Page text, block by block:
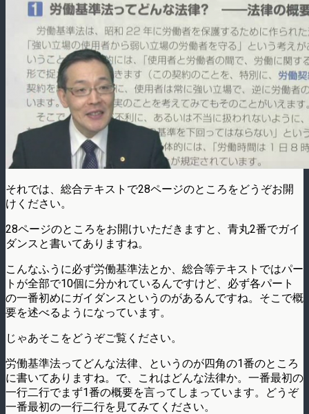
それでは、総合テキストで28ページのところをどうぞお開
けください。
28ページのところをお開けいただきますと、青丸2番でガイ
ダンスと書いてありますね。
こんなふうに必ず労働基準法とか、総合等テキストではパー
トが全部で10個に分かれているんですけど、必ず各パート
の一番初めにガイダンスというのがあるんですね。そこで概
要を述べるようになっています。
じゃあそこをどうぞご覧ください。
労働基準法ってどんな法律、というのが四角の1番のところ
に書いてありますね。で、これはどんな法律か。一番最初の
一行二行でまず1番の概要を言ってしまっています。どうぞ
一番最初の一行二行を見てみてください。